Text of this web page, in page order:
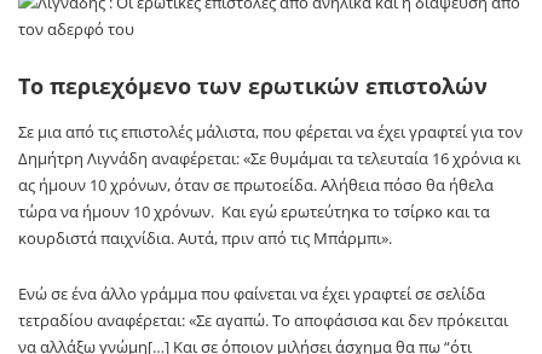
Το περιεχόμενο των ερωτικών επιστολών
Σε μια από τις επιστολές μάλιστα, που φέρεται να έχει γραφτεί για τον
Δημήτρη Λιγνάδη αναφέρεται: «Σε θυμάμαι τα τελευταία 16 χρόνια κι
ας ήμουν 10 χρόνων, όταν σε πρωτοείδα. Αλήθεια πόσο θα ήθελα
τώρα να ήμουν 10 χρόνων. Και εγώ ερωτεύτηκα το τσίρκο και τα
κουρδιστά παιχνίδια. Αυτά, πριν από τις Μπάρμπι».
Ενώ σε ένα άλλο γράμμα που φαίνεται να έχει γραφτεί σε σελίδα
τετραδίου αναφέρεται: «Σε αγαπώ. Το αποφάσισα και δεν πρόκειται
να αλλάξω γνώμη[…] Και σε όποιον μιλήσει άσχημα θα πω “ότι